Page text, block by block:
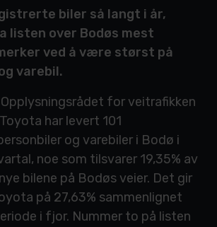
biler så langt i år,
listen over Bodøs mest
ved å være størst på
varebil.
for veitrafikken
har levert 101
og varebiler i Bodø i
noe som tilsvarer 19,35% av
bilene på Bodøs veier. Det gir
på 27,63% sammenlignet
i fjor. Nummer to på listen